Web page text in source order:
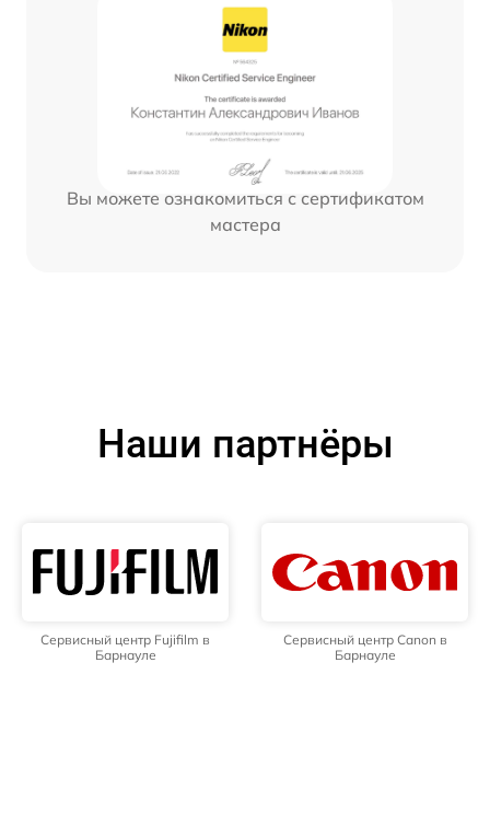
Вы можете ознакомиться с сертификатом
мастера
Наши партнёры
Сервисный центр Fujifilm в
Барнауле
Сервисный центр Canon в
Барнауле